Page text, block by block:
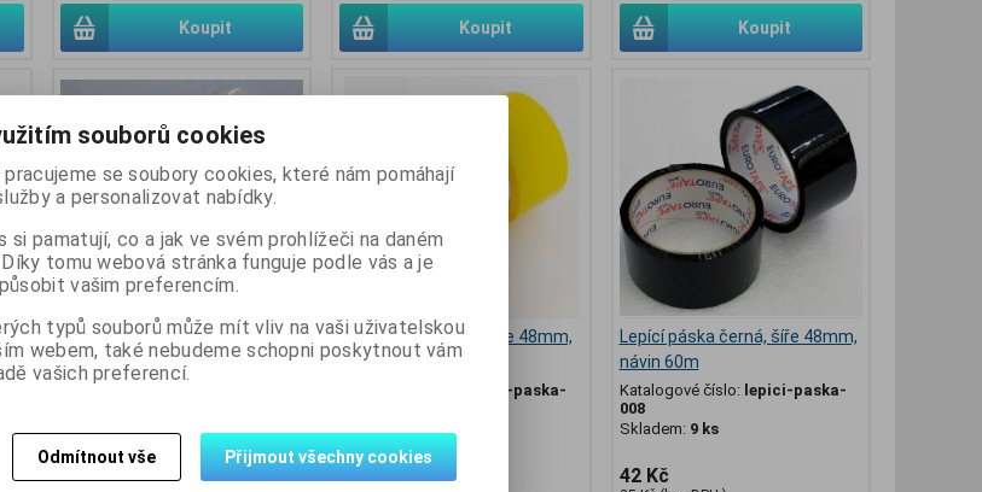
Koupit Koupit Koupit
Lepící páska bílá, šíře 48mm,
návin 60m
Skladem:5 ks
42 Kč
Lepící páska žlutá, šíře 48mm,
návin 60m
lepici-paska-
Skladem:7 ks
42 Kč
Lepící páska černá, šíře 48mm,
návin 60m
Katalogové číslo: lepici-paska-
008
Skladem: 9 ks
42 Kč
souborů cookies
pracujeme se soubory cookies, které nám pomáhají
a personalizovat nabídky.
si pamatují, co a jak ve svém prohlížeči na daném
tomu webová stránka funguje podle vás a je
vašim preferencím.
typů souborů může mít vliv na vaši uživatelskou
webem, také nebudeme schopni poskytnout vám
vašich preferencí.
Odmítnout vše Přijmout všechny cookies